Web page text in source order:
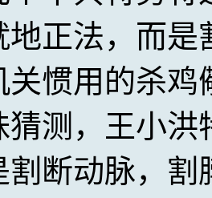
地正法，而
关惯用的杀鸡
猜测，王小
割断动脉，